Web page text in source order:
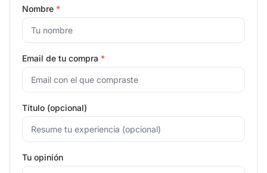
Nombre *
Email de tu compra *
Título (opcional)
Tu opinión